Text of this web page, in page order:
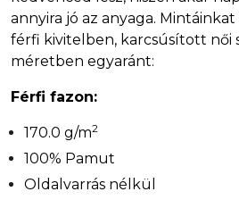
annyira jó az anyaga.
férfi kivitelben, karcsúsított női
méretben egyaránt:
Férfi fazon:
170.0 g/m2
100% Pamut
Oldalvarrás nélkül